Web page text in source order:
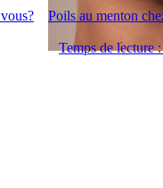
Poils au menton
Temps de lecture